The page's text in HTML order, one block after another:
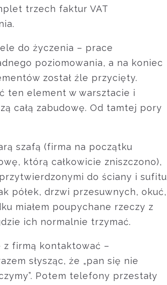
trzech faktur VAT
do życzenia – prace
poziomowania, a na koniec
został źle przycięty.
ten element w warsztacie i
całą zabudowę. Od tamtej pory
szafą (firma na początku
którą całkowicie zniszczono),
do ściany i sufitu
półek, drzwi przesuwnych, okuć,
miałem poupychane rzeczy z
ich normalnie trzymać.
z firmą kontaktować –
słysząc, że „pan się nie
Potem telefony przestały